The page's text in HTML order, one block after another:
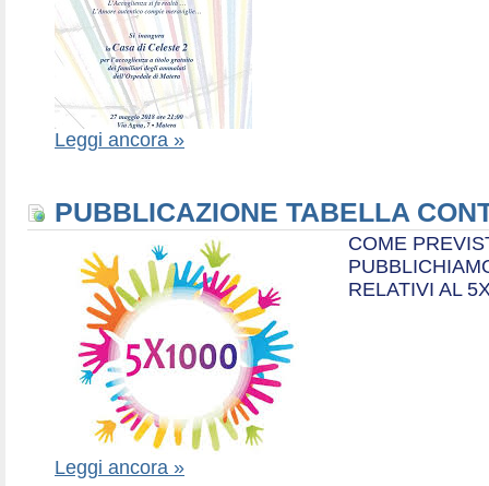
Leggi ancora »
PUBBLICAZIONE TABELLA
COME
RELATIVI AL
Leggi ancora »